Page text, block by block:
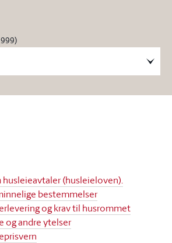
(husleieloven).
bestemmelser
og krav til husrommet
og andre ytelser